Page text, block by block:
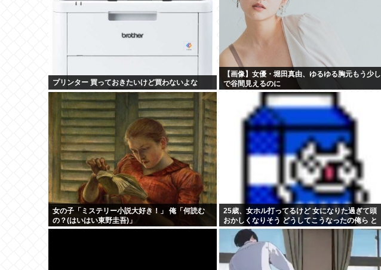
プリンター 買っておきたいけど買わないよな
【画像】女優・堀田真由、ゆるゆる胸元もう少し
で谷間見えるのに
女の子「ミステリー小説大好き！」 俺「何読む
の？(はいはい東野圭吾)」
25歳、女ホル打ってるけど 女になりた過ぎて頭
おかしくなりそう どうしてこうなったの俺ら と
りあえずオ●ニーしてきた